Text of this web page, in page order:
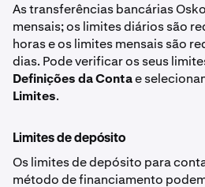
As transferências bancárias
mensais; os limites diários são
horas e os limites mensais são
dias. Pode verificar os seus
Definições da Contae
Limites.
Limites de depósito
Os limites de depósito para
método de financiamento